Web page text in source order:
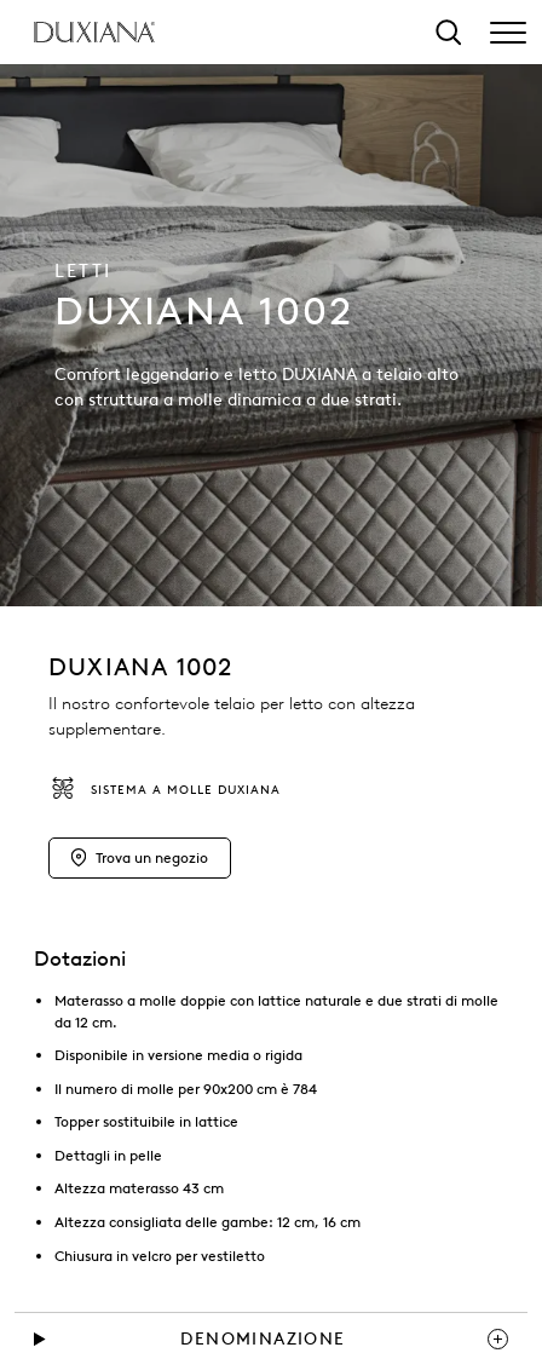
Ricerca
LETTI
DUXIANA 1002
Comfort leggendario e letto DUXIANA a telaio alto
con struttura a molle dinamica a due strati.
Dotazioni
Materasso a molle doppie con lattice naturale e due strati di molle
da 12 cm.
Disponibile in versione media o rigida
Il numero di molle per 90x200 cm è 784
Topper sostituibile in lattice
Dettagli in pelle
Altezza materasso 43 cm
Altezza consigliata delle gambe: 12 cm, 16 cm
Chiusura in velcro per vestiletto
DENOMINAZIONE
DUXIANA 1002
Il nostro confortevole telaio per letto con altezza
supplementare.
SISTEMA A MOLLE DUXIANA
Trova un negozio